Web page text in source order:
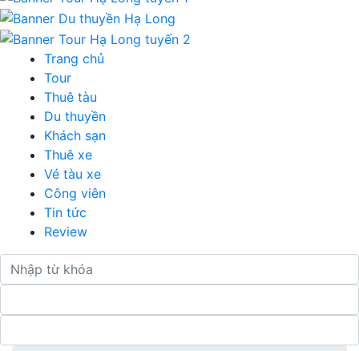
Trang chủ
Tour
Thuê tàu
Du thuyền
Khách sạn
Thuê xe
Vé tàu xe
Công viên
Tin tức
Review